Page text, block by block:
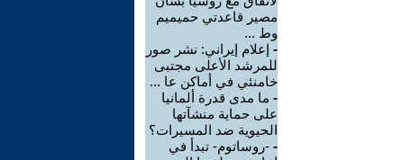
مصير قاعدتي حميميم
وط ...
- إعلام إيراني: نشر صور
للمرشد الأعلى مجتبى
خامنئي في أماكن عا ...
- ما مدى قدرة ألمانيا
على حماية منشآتها
الحيوية ضد المسيرات؟
- -روساتوم- تبدأ في